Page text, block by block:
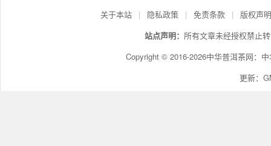
关于本站 | 隐私政策 | 免责条款 |
版权声明
站点声明： 所有文章未经授权禁止
Copyright © 2016-2026中华普洱茶网：
更新：